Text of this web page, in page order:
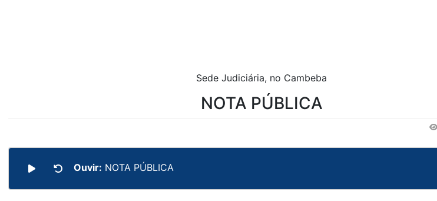
Sede Judiciária, no Cambeba
NOTA PÚBLICA
Ouvir: NOTA PÚBLICA